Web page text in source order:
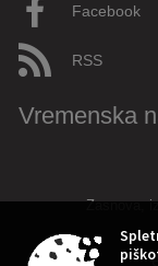
Facebook
RSS
Vremenska
Zasnova,